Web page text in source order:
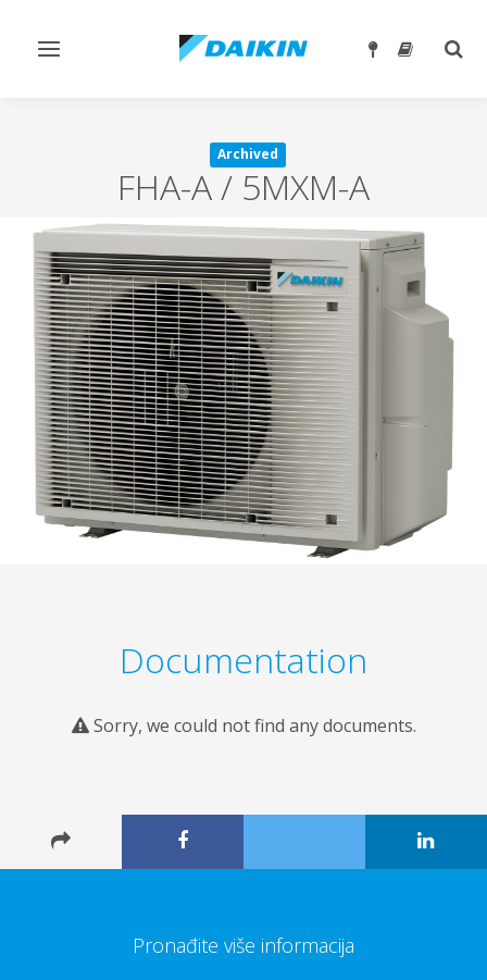
Toggle
Archived
FHA-A / 5MXM-A
Documentation
Sorry, we could not find any documents.
Pronađite više informacija